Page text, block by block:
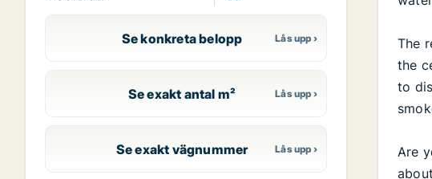
Se konkreta belopp
Se exakt antal m²
Se exakt vägnummer
The
the
to
Are